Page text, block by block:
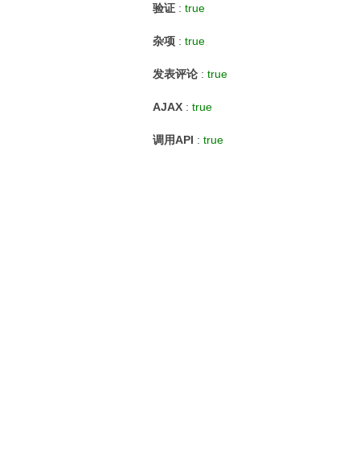
验证 : true
杂项 : true
发表评论 : true
AJAX : true
调用API : true